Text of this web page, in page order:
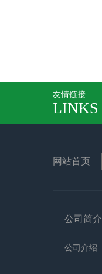
友情链接
LINKS
网站首页
公司简介
公司介绍